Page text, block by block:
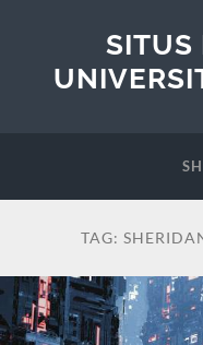
SITUS
TAG: